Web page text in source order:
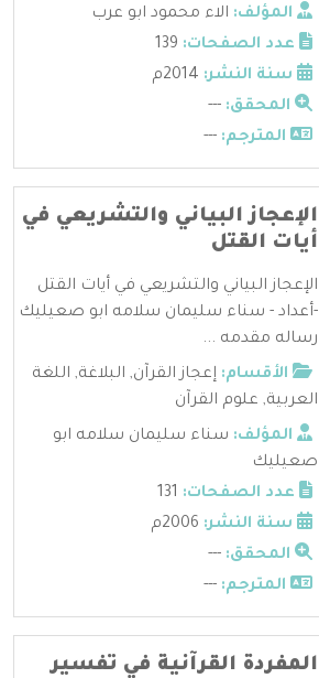
المؤلف: الاء محمود ابو عرب
عدد الصفحات:
سنة النشر:
المحقق: ---
المترجم: ---
الإعجاز البياني والتشريعي في
أيات القتل
الإعجاز البياني والتشريعي في أيات القتل
-أعداد - سناء سليمان سلامه ابو صعيليك
رساله مقدمه ...
الأقسام: إعجاز القرآن, البلاغة, اللغة
العربية, علوم القرآن
المؤلف: سناء سليمان سلامه ابو
صعيليك
عدد الصفحات:
سنة النشر:
المحقق: ---
المترجم: ---
المفردة القرآنية في تفسير